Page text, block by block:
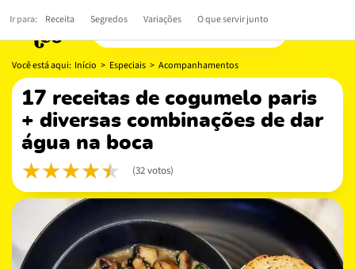
Você está aqui: Início > Especiais > Acompanhamentos
17 receitas de cogumelo paris
+ diversas combinações de dar
água na boca
(32 votos)
Ir para: Receita Segredos Variações O que servir junto